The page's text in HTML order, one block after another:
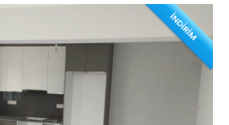
İNDİRİM